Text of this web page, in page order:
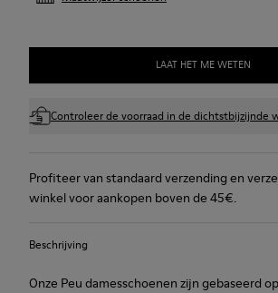
LAAT HET ME WETEN
Controleer de voorraad in de dichtstbijzijnde
Profiteer van standaard verzending en
winkel voor aankopen boven de 45€.
Beschrijving
Onze Peu damesschoenen zijn gebaseerd